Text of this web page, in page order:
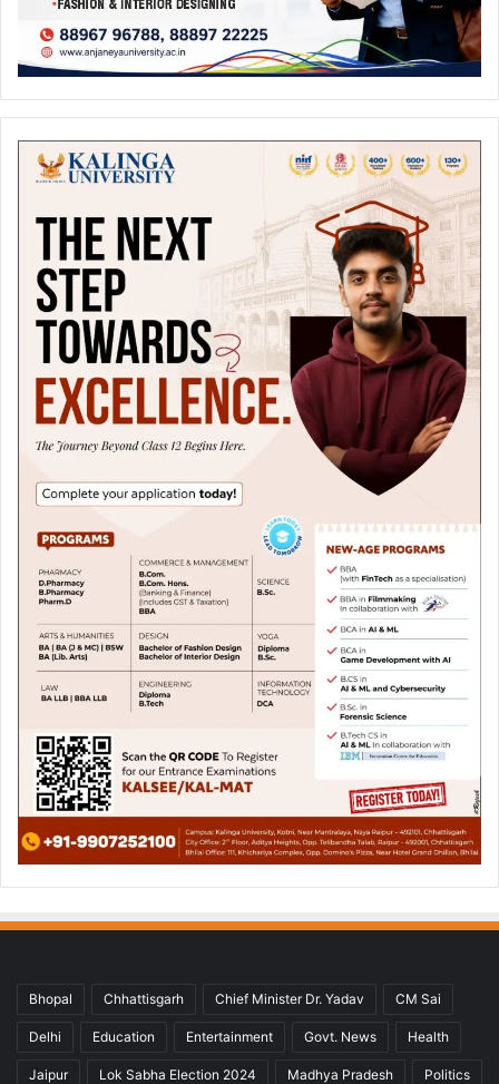
Bhopal Chhattisgarh Chief Minister Dr. Yadav CM Sai
Delhi Education Entertainment Govt. News Health
Jaipur Lok Sabha Election 2024 Madhya Pradesh Politics